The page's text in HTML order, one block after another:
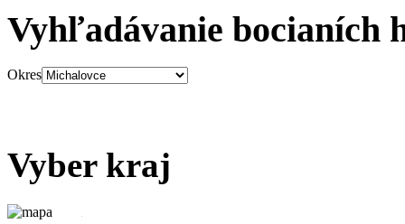
Vyhľadávanie bocianích
Okres
Vyber kraj